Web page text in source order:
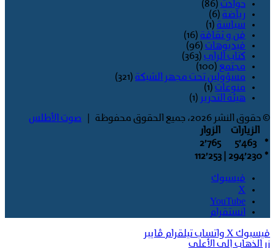
حوادث (86)
رياضة (6)
سياسة (1)
فن و ثقافة (16)
فيديوهات (96)
كتاب الراي (363)
مجتمع (100)
مسؤولين تحت مجهر الشبكة (321)
منوعات (1)
هيئة التحرير (1)
© حقوق النشر 2026، جميع الحقوق محفوظة |
صوت الأطلس
الزيارات
الزوار
*
5٬463
2٬765
* 294٬230
فيسبوك
‫X
‫YouTube
انستقرام
فيسبوك‫X واتسابتيلقرام ڤايبر
زر الذهاب إلى الأعلى